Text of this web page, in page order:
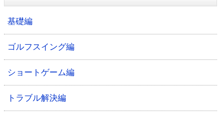
基礎編
ゴルフスイング編
ショートゲーム編
トラブル解決編